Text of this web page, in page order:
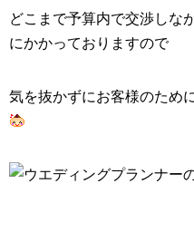
どこまで予算内で交渉しな
にかかっておりますので
気を抜かずにお客様のため